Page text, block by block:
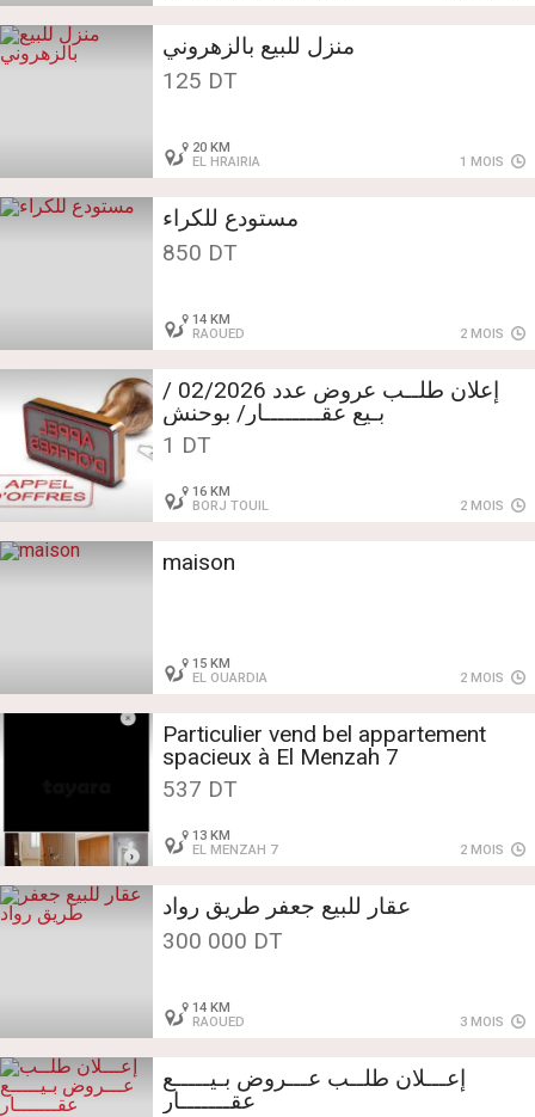
منزل للبيع بالزهروني
125 DT
20 KM
EL HRAIRIA
1 MOIS
مستودع للكراء
850 DT
14 KM
RAOUED
2 MOIS
إعلان طلــب عروض عدد 02/2026 /
بـيع عقــــــــار/ بوحنش
1 DT
16 KM
BORJ TOUIL
2 MOIS
maison
15 KM
EL OUARDIA
2 MOIS
Particulier vend bel appartement
spacieux à El Menzah 7
537 DT
13 KM
EL MENZAH 7
2 MOIS
عقار للبيع جعفر طريق رواد
300 000 DT
14 KM
RAOUED
3 MOIS
إعـــلان طلــب عـــروض بـيـــــع
عقـــــــار